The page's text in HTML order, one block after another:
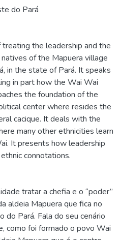
do Pará
the leadership and the
of the Mapuera village
in the state of Pará. It speaks
in part how the Wai Wai
the foundation of the
center where resides the
cacique. It deals with the
many other ethnicities learn
It presents how leadership
connotations.
tratar a chefia e o “poder”
aldeia Mapuera que fica no
do Pará. Fala do seu cenário
como foi formado o povo Wai